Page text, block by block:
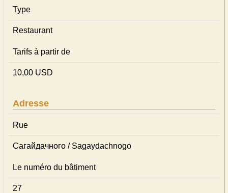
Type
Restaurant
Tarifs à partir de
10,00 USD
Adresse
Rue
Сагайдачного / Sagaydachnogo
Le numéro du bâtiment
27